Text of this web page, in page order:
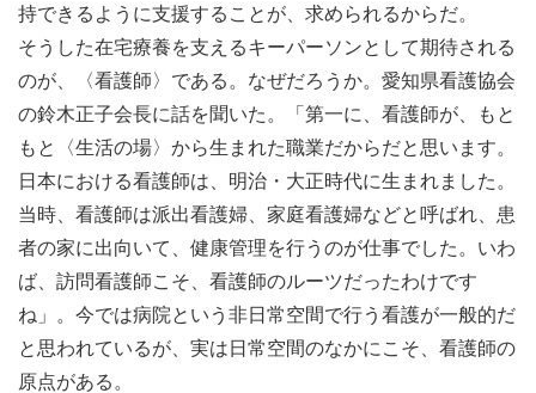
持できるように支援することが、求められるからだ。
そうした在宅療養を支えるキーパーソンとして期待される
のが、〈看護師〉である。なぜだろうか。愛知県看護協会
の鈴木正子会長に話を聞いた。「第一に、看護師が、もと
もと〈生活の場〉から生まれた職業だからだと思います。
日本における看護師は、明治・大正時代に生まれました。
当時、看護師は派出看護婦、家庭看護婦などと呼ばれ、患
者の家に出向いて、健康管理を行うのが仕事でした。いわ
ば、訪問看護師こそ、看護師のルーツだったわけです
ね」。今では病院という非日常空間で行う看護が一般的だ
と思われているが、実は日常空間のなかにこそ、看護師の
原点がある。